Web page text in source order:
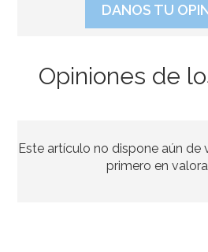
12,95€
DANOS TU
Opiniones de
Este artículo no dispone aún de
primero en